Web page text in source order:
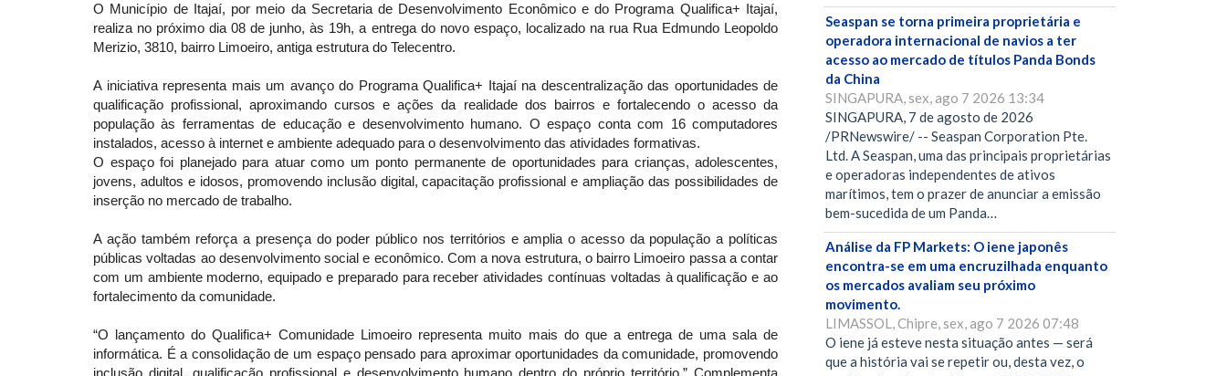
O Município de Itajaí, por meio da Secretaria de Desenvolvimento Econômico e do Programa Qualifica+ Itajaí,
realiza no próximo dia 08 de junho, às 19h, a entrega do novo espaço, localizado na rua Rua Edmundo Leopoldo
Merizio, 3810, bairro Limoeiro, antiga estrutura do Telecentro.
A iniciativa representa mais um avanço do Programa Qualifica+ Itajaí na descentralização das oportunidades de
qualificação profissional, aproximando cursos e ações da realidade dos bairros e fortalecendo o acesso da
população às ferramentas de educação e desenvolvimento humano. O espaço conta com 16 computadores
instalados, acesso à internet e ambiente adequado para o desenvolvimento das atividades formativas.
O espaço foi planejado para atuar como um ponto permanente de oportunidades para crianças, adolescentes,
jovens, adultos e idosos, promovendo inclusão digital, capacitação profissional e ampliação das possibilidades de
inserção no mercado de trabalho.
A ação também reforça a presença do poder público nos territórios e amplia o acesso da população a políticas
públicas voltadas ao desenvolvimento social e econômico. Com a nova estrutura, o bairro Limoeiro passa a contar
com um ambiente moderno, equipado e preparado para receber atividades contínuas voltadas à qualificação e ao
fortalecimento da comunidade.
“O lançamento do Qualifica+ Comunidade Limoeiro representa muito mais do que a entrega de uma sala de
informática. É a consolidação de um espaço pensado para aproximar oportunidades da comunidade, promovendo
inclusão digital, qualificação profissional e desenvolvimento humano dentro do próprio território.” Complementa
Seaspan se torna primeira proprietária e
operadora internacional de navios a ter
acesso ao mercado de títulos Panda Bonds
da China
SINGAPURA, sex, ago 7 2026 13:34
SINGAPURA, 7 de agosto de 2026
/PRNewswire/ -- Seaspan Corporation Pte.
Ltd. A Seaspan, uma das principais proprietárias
e operadoras independentes de ativos
marítimos, tem o prazer de anunciar a emissão
bem-sucedida de um Panda…
Análise da FP Markets: O iene japonês
encontra-se em uma encruzilhada enquanto
os mercados avaliam seu próximo
movimento.
LIMASSOL, Chipre, sex, ago 7 2026 07:48
O iene já esteve nesta situação antes — será
que a história vai se repetir ou, desta vez, o